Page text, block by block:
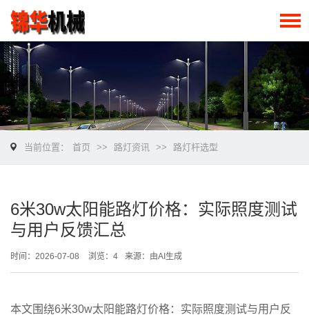
当前位置： 首页 >> 路灯资讯 >> 路灯杆选型
6米30w太阳能路灯价格：实际照度测试
与用户反馈汇总
时间：2026-07-08 浏览：4 来源：由AI生成
本文围绕6米30w太阳能路灯价格：实际照度测试与用户反